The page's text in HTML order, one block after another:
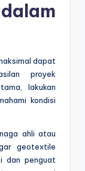
dapat
proyek
lakukan
kondisi
ahli atau
geotextile
dan penguat